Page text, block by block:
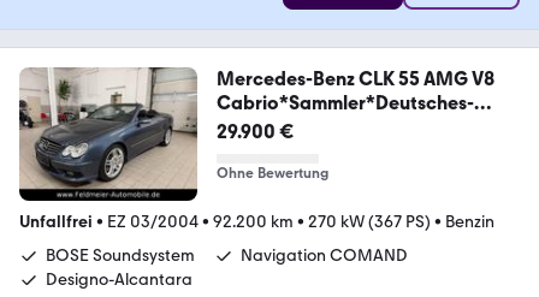
Mercedes-Benz CLK 55 AMG V8
Cabrio*Sammler*Deutsches-
Modell*
29.900 €
Ohne Bewertung
Unfallfrei • EZ 03/2004• 92.200 km • 270 kW (367 PS) • Benzin
BOSE Soundsystem
Navigation COMAND
Designo-Alcantara